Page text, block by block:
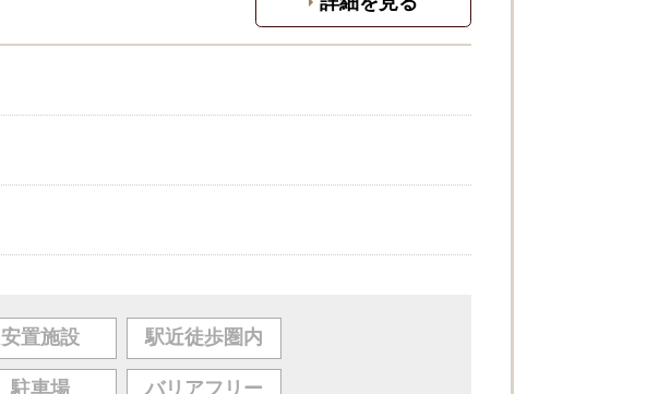
安置施設 駅近徒歩圏内
駐車場 バリアフリー